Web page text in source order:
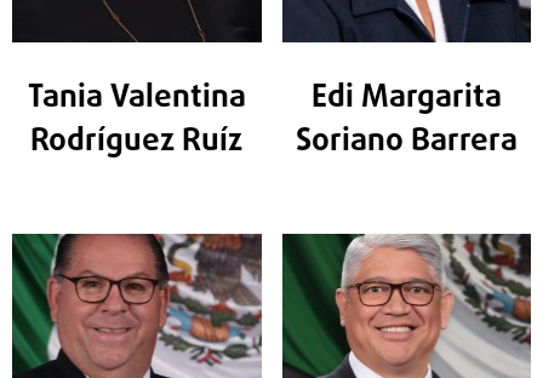
Tania Valentina
Rodríguez Ruíz
Edi Margarita
Soriano Barrera